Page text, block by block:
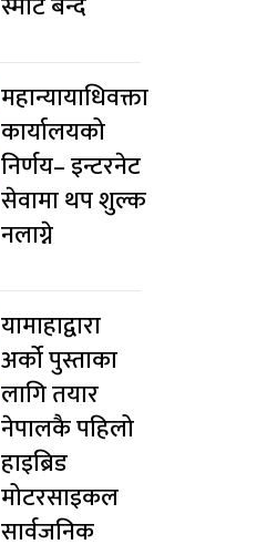
महान्यायाधिवक्ता
कार्यालयको
निर्णय– इन्टरनेट
सेवामा थप शुल्क
नलाग्ने
यामाहाद्वारा
अर्को पुस्ताका
लागि तयार
नेपालकै पहिलो
हाइब्रिड
मोटरसाइकल
सार्वजनिक